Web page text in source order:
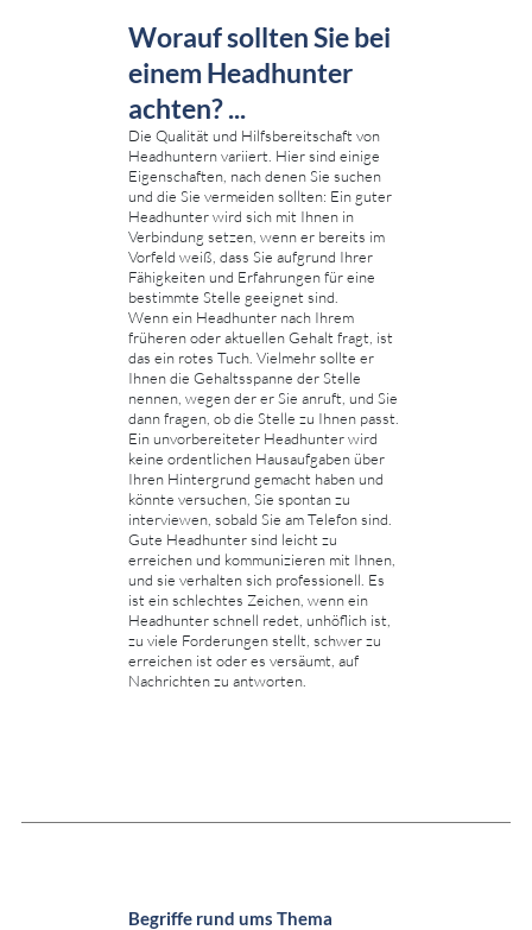
Worauf sollten Sie bei
einem Headhunter
achten? ...
Die Qualität und Hilfsbereitschaft von
Headhuntern variiert. Hier sind einige
Eigenschaften, nach denen Sie suchen
und die Sie vermeiden sollten: Ein guter
Headhunter wird sich mit Ihnen in
Verbindung setzen, wenn er bereits im
Vorfeld weiß, dass Sie aufgrund Ihrer
Fähigkeiten und Erfahrungen für eine
bestimmte Stelle geeignet sind.
Wenn ein Headhunter nach Ihrem
früheren oder aktuellen Gehalt fragt, ist
das ein rotes Tuch. Vielmehr sollte er
Ihnen die Gehaltsspanne der Stelle
nennen, wegen der er Sie anruft, und Sie
dann fragen, ob die Stelle zu Ihnen passt.
Ein unvorbereiteter Headhunter wird
keine ordentlichen Hausaufgaben über
Ihren Hintergrund gemacht haben und
könnte versuchen, Sie spontan zu
interviewen, sobald Sie am Telefon sind.
Gute Headhunter sind leicht zu
erreichen und kommunizieren mit Ihnen,
und sie verhalten sich professionell. Es
ist ein schlechtes Zeichen, wenn ein
Headhunter schnell redet, unhöflich ist,
zu viele Forderungen stellt, schwer zu
erreichen ist oder es versäumt, auf
Nachrichten zu antworten.
Begriffe rund ums Thema